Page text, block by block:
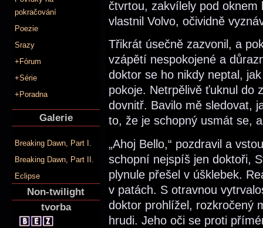
pokračování
Poezie
Srazy
+Fórum
+Série
+Poradna
Galerie
Breaking Dawn, Part I.
Breaking Dawn, Part II.
Eclipse
Non-twilight
tvorba
čtvrtou, zakvílely pod
vlastnil Volvo, očividně
Třikrát úsečně zazvonil, a
vzápětí nespokojené a
doktor se ho nikdy neptal,
pokoje. Netrpělivě ťuknul do
dovnitř. Bavilo mě sledovat,
to, že je schopný usmát se,
„Ahoj Bello,“ pozdravil a
schopní nejspíš jen doktoři,
plynule přešel v úšklebek.
v patách. S otravnou
doktor prohlížel, rozkročený
hrudi. Jeho oči se proti